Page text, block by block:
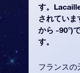
す。
されてい
から -90°)
す。
フランスの